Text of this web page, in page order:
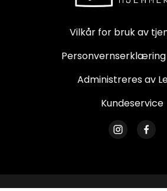
Vilkår for bruk av
Personvernserklæring
Administreres av
Kundeservice